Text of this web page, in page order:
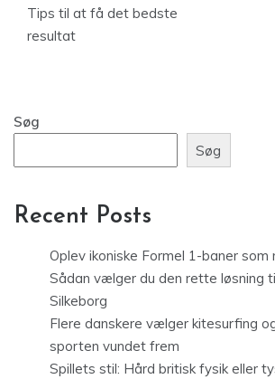
Tips til at få det bedste
resultat
Søg
Søg
Recent Posts
Oplev ikoniske Formel 1-baner som
Sådan vælger du den rette løsning
Silkeborg
Flere danskere vælger kitesurfing
sporten vundet frem
Spillets stil: Hård britisk fysik eller